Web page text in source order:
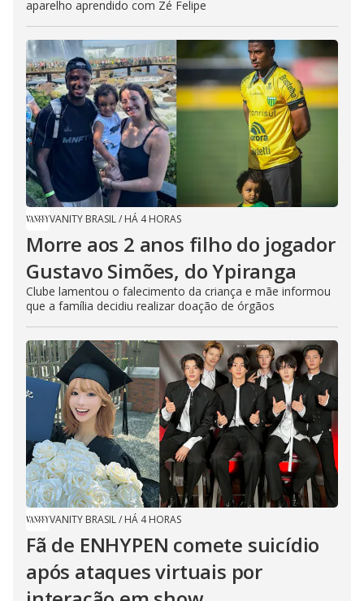
aparelho aprendido com Zé Felipe
VANITY BRASIL/ HÁ 4 HORAS
Morre aos 2 anos filho do jogador
Gustavo Simões, do Ypiranga
Clube lamentou o falecimento da criança e mãe informou
que a família decidiu realizar doação de órgãos
VANITY BRASIL/ HÁ 4 HORAS
Fã de ENHYPEN comete suicídio
após ataques virtuais por